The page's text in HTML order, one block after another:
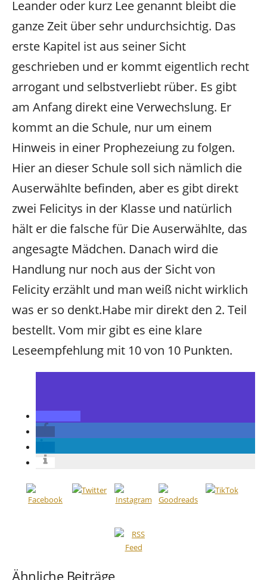
Leander oder kurz Lee genannt bleibt die
ganze Zeit über sehr undurchsichtig. Das
erste Kapitel ist aus seiner Sicht
geschrieben und er kommt eigentlich recht
arrogant und selbstverliebt rüber. Es gibt
am Anfang direkt eine Verwechslung. Er
kommt an die Schule, nur um einem
Hinweis in einer Prophezeiung zu folgen.
Hier an dieser Schule soll sich nämlich die
Auserwählte befinden, aber es gibt direkt
zwei Felicitys in der Klasse und natürlich
hält er die falsche für Die Auserwählte, das
angesagte Mädchen. Danach wird die
Handlung nur noch aus der Sicht von
Felicity erzählt und man weiß nicht wirklich
was er so denkt.Habe mir direkt den 2. Teil
bestellt. Vom mir gibt es eine klare
Leseempfehlung mit 10 von 10 Punkten.
Ähnliche Beiträge